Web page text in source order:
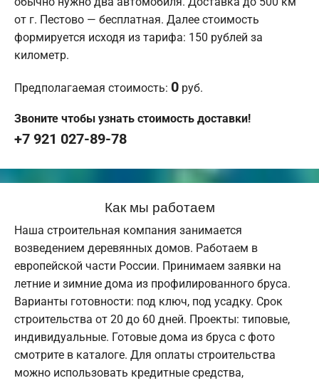
от г. Пестово — бесплатная. Далее стоимость
формируется исходя из тарифа: 150 рублей за
километр.
Предполагаемая стоимость: 0 руб.
Звоните чтобы узнать стоимость доставки!
+7 921 027-89-78
Как мы работаем
Наша строительная компания занимается
возведением деревянных домов. Работаем в
европейской части России. Принимаем заявки на
летние и зимние дома из профилированного бруса.
Варианты готовности: под ключ, под усадку. Срок
строительства от 20 до 60 дней. Проекты: типовые,
индивидуальные. Готовые дома из бруса с фото
смотрите в каталоге. Для оплаты строительства
можно использовать кредитные средства,